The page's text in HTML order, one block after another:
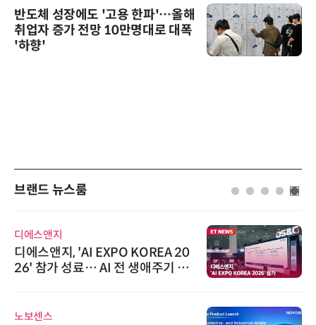
반도체 성장에도 '고용 한파'…올해
취업자 증가 전망 10만명대로 대폭
'하향'
브랜드 뉴스룸
디에스앤지
디에스앤지, 'AI EXPO KOREA 20
26' 참가 성료… AI 전 생애주기 아
노보센스